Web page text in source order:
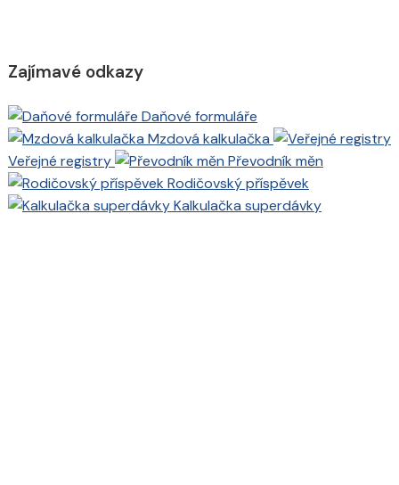
Zajímavé odkazy
Daňové formuláře
Mzdová kalkulačka
Veřejné registry
Převodník měn
Rodičovský příspěvek
Kalkulačka superdávky